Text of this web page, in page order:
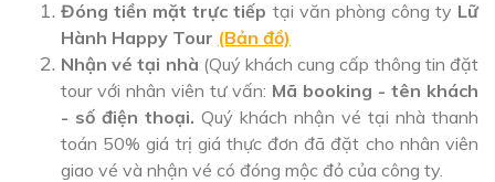
Đóng tiền mặt trực tiếp tại văn phòng công ty Lữ
Hành Happy Tour (Bản đồ)
Nhận vé tại nhà (Quý khách cung cấp thông tin đặt
tour với nhân viên tư vấn: Mã booking - tên khách
- số điện thoại. Quý khách nhận vé tại nhà thanh
toán 50% giá trị giá thực đơn đã đặt cho nhân viên
giao vé và nhận vé có đóng mộc đỏ của công ty.